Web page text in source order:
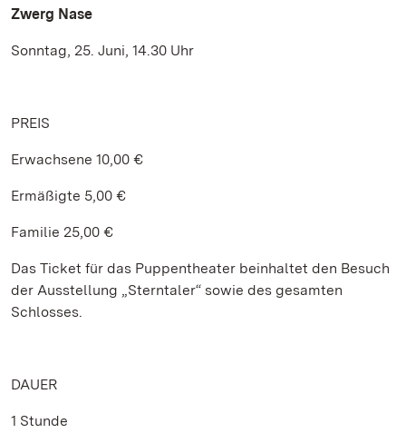
Zwerg Nase
Sonntag, 25. Juni, 14.30 Uhr
PREIS
Erwachsene 10,00 €
Ermäßigte 5,00 €
Familie 25,00 €
Das Ticket für das Puppentheater beinhaltet den Besuch
der Ausstellung „Sterntaler“ sowie des gesamten
Schlosses.
DAUER
1 Stunde